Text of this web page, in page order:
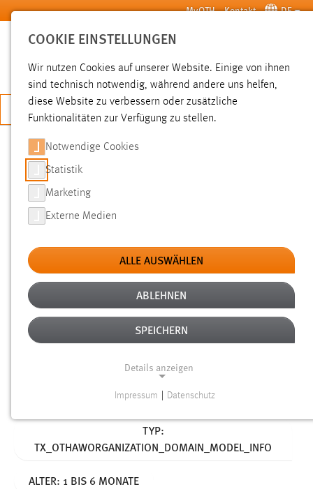
Zum Hauptinhalt springen MyOTH Kontakt DE
SUCHE
JETZT BEWERBEN
SUCHE
FILTER
Typ
Erstellungsdatum
Alter
TYP:
TX_OTHAWORGANIZATION_DOMAIN_MODEL_INFO
ALTER: 1 BIS 6 MONATE
COOKIE EINSTELLUNGEN
Wir nutzen Cookies auf unserer Website. Einige von ihnen
sind technisch notwendig, während andere uns helfen,
diese Website zu verbessern oder zusätzliche
Funktionalitäten zur Verfügung zu stellen.
Notwendige Cookies
Statistik
Marketing
Externe Medien
ALLE AUSWÄHLEN
ABLEHNEN
SPEICHERN
Details anzeigen
Notwendige Cookies ermöglichen grundlegende
Funktionen und sind für die einwandfreie Funktion der
Impressum Datenschutz